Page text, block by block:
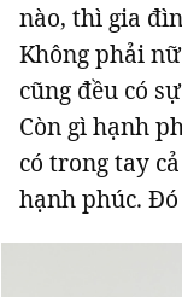
nào, thì gia
Không phải
cũng đều có
Còn gì hạnh
có trong tay
hạnh phúc.